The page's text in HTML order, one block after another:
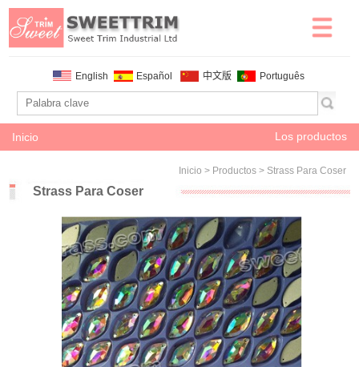
English Español 中文版 Português
Inicio Los productos
Inicio > Productos> Strass Para Coser
Strass Para Coser